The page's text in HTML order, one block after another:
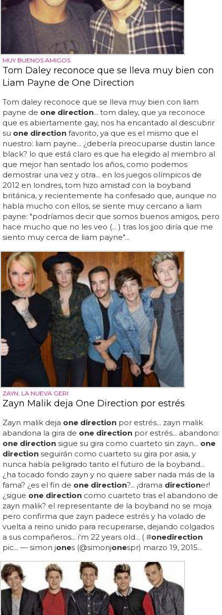
MUY BUENOS AMIGOS
Tom Daley reconoce que se lleva muy bien con
Liam Payne de One Direction
Tom daley reconoce que se lleva muy bien con liam
payne de one direction... tom daley, que ya reconoce
que es abiertamente gay, nos ha encantado al descubrir
su one direction favorito, ya que es el mismo que el
nuestro: liam payne... ¿debería preocuparse dustin lance
black? lo que está claro es que ha elegido al miembro al
que mejor han sentado los años, como podemos
demostrar una vez y otra... en los juegos olímpicos de
2012 en londres, tom hizo amistad con la boyband
británica, y recientemente ha confesado que, aunque no
habla mucho con ellos, se siente muy cercano a liam
payne: "podríamos decir que somos buenos amigos, pero
hace mucho que no les veo (... ) tras los jjoo diría que me
siento muy cerca de liam payne"...
ZAYN, LA NUEVA GERI
Zayn Malik deja One Direction por estrés
Zayn malik deja one direction por estrés... zayn malik
abandona la gira de one direction por estrés... abandono:
one direction sigue su gira como cuarteto sin zayn... one
direction seguirán como cuarteto su gira por asia, y
nunca había peligrado tanto el futuro de la boyband...
¿ha tocado fondo zayn y no quiere saber nada más de la
fama? ¿es el fin de one direction?... ¡drama directioner!
¿sigue one direction como cuarteto tras el abandono de
zayn malik? el representante de la boyband no se moja
pero confirma que zayn padece estrés y ha volado de
vuelta a reino unido para recuperarse, dejando colgados
a sus compañeros... i'm 22 years old... ( #onedirection
pic... — simon jones (@simonjonespr) marzo 19, 2015...